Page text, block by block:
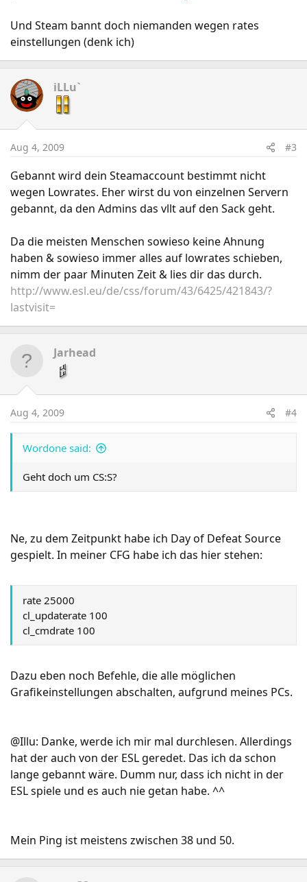
Und Steam bannt doch niemanden wegen rates
einstellungen (denk ich)
iLLu`
Aug 4, 2009 #3
Gebannt wird dein Steamaccount bestimmt nicht
wegen Lowrates. Eher wirst du von einzelnen Servern
gebannt, da den Admins das vllt auf den Sack geht.
Da die meisten Menschen sowieso keine Ahnung
haben & sowieso immer alles auf lowrates schieben,
nimm der paar Minuten Zeit & lies dir das durch.
http://www.esl.eu/de/css/forum/43/6425/421843/?
lastvisit=
Jarhead
Aug 4, 2009 #4
Wordone said:
Geht doch um CS:S?
Ne, zu dem Zeitpunkt habe ich Day of Defeat Source
gespielt. In meiner CFG habe ich das hier stehen:
rate 25000
cl_updaterate 100
cl_cmdrate 100
Dazu eben noch Befehle, die alle möglichen
Grafikeinstellungen abschalten, aufgrund meines PCs.
@Illu: Danke, werde ich mir mal durchlesen. Allerdings
hat der auch von der ESL geredet. Das ich da schon
lange gebannt wäre. Dumm nur, dass ich nicht in der
ESL spiele und es auch nie getan habe. ^^
Mein Ping ist meistens zwischen 38 und 50.